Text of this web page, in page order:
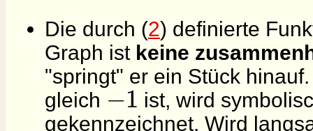
Die durch (2) definierte
Graph ist keine
"springt" er ein Stück
gleich −1 ist, wird
gekennzeichnet. Wird